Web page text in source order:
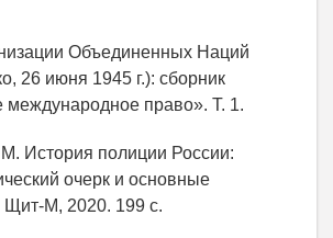
Объединенных Наций
26 июня 1945 г.): сборник
право». Т. 1.
История полиции России:
очерк и основные
М, 2020. 199 с.